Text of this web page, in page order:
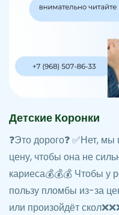
Детские Коронки
❓Это дорого❓ ✅Нет,
цену, чтобы она не
кариеса💰💰💰 Чтобы у
пользу пломбы из-за
или произойдёт